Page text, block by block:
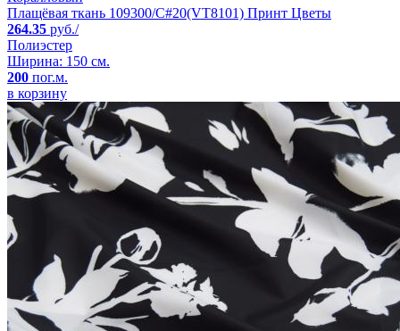
Плащёвая ткань 109300/C#20(VT8101) Принт Цветы
264.35 руб./
Полиэстер
Ширина: 150 см.
200 пог.м.
в корзину